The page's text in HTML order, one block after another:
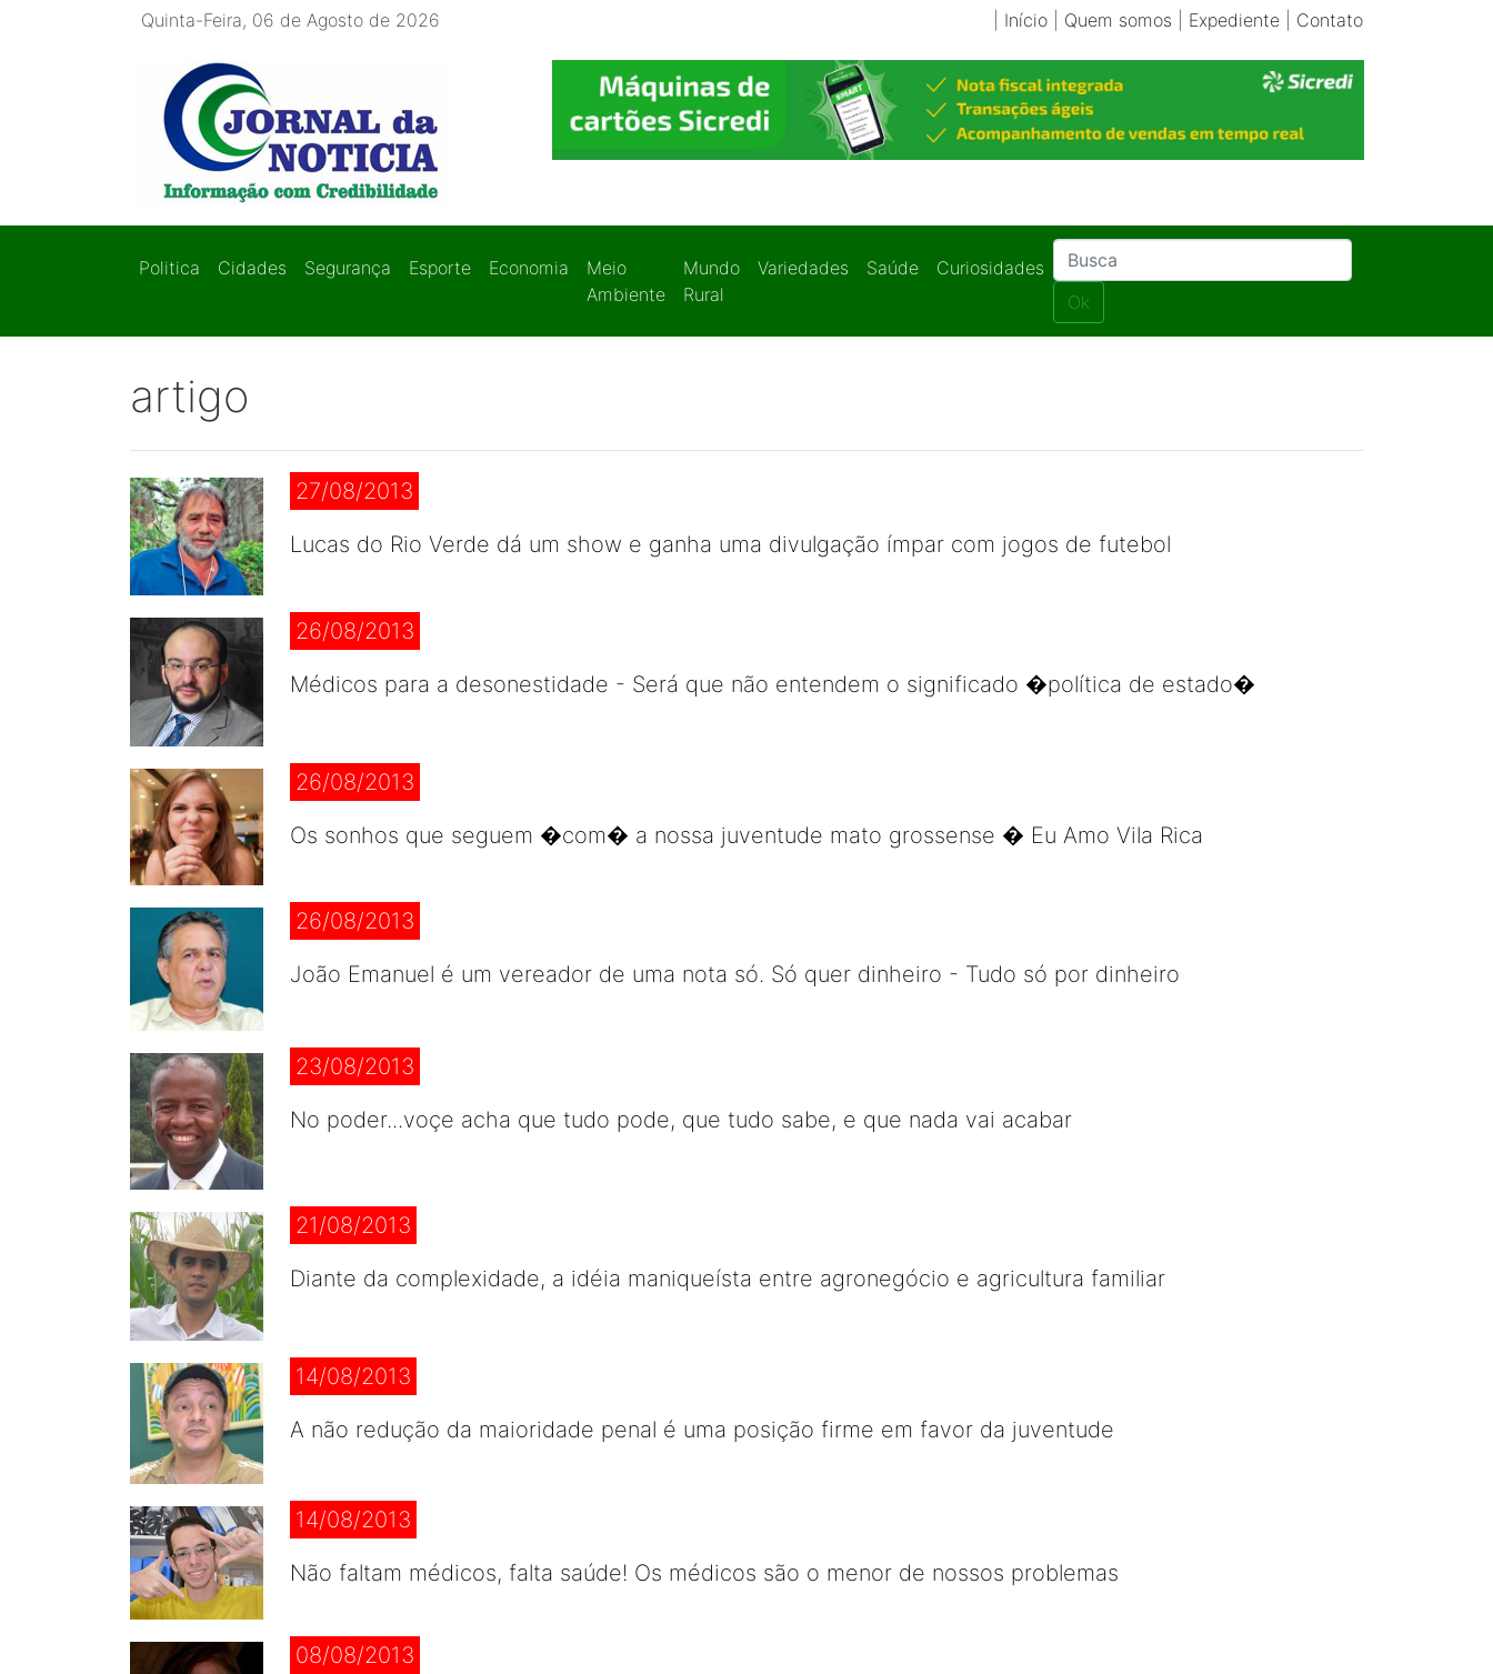
Quinta-Feira, 06 de Agosto de 2026 Início| Quem somos Expediente| Contato
Politica Cidades Segurança Esporte Economia
Meio
Ambiente
Mundo
Rural
Variedades Saúde
Curiosidades
Ok
artigo
27/08/2013
Lucas do Rio Verde dá um show e ganha uma divulgação ímpar com jogos de futebol
26/08/2013
Médicos para a desonestidade - Será que não entendem o significado �política de estado�
26/08/2013
Os sonhos que seguem �com� a nossa juventude mato grossense � Eu Amo Vila Rica
26/08/2013
João Emanuel é um vereador de uma nota só. Só quer dinheiro - Tudo só por dinheiro
23/08/2013
No poder...voçe acha que tudo pode, que tudo sabe, e que nada vai acabar
21/08/2013
Diante da complexidade, a idéia maniqueísta entre agronegócio e agricultura familiar
14/08/2013
A não redução da maioridade penal é uma posição firme em favor da juventude
14/08/2013
Não faltam médicos, falta saúde! Os médicos são o menor de nossos problemas
08/08/2013